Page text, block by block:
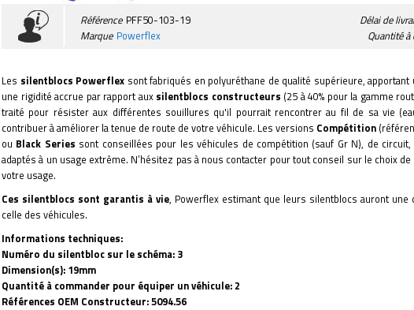
Référence PFF50-103-19
Marque Powerflex
Délai de
Quantité
Les silentblocs Powerflex sont fabriqués en polyuréthane de qualité supérieure,
une rigidité accrue par rapport aux silentblocs constructeurs (25 à 40% pour la gamme
traité pour résister aux différentes souillures qu'il pourrait rencontrer au fil de sa vie
contribuer à améliorer la tenue de route de votre véhicule. Les versions Compétition
ou Black Series sont conseillées pour les véhicules de compétition (sauf Gr N), de
adaptés à un usage extrême. N’hésitez pas à nous contacter pour tout conseil sur le choix
votre usage.
Ces silentblocs sont garantis à vie, Powerflex estimant que leurs silentblocs auront
celle des véhicules.
Informations techniques:
Numéro du silentbloc sur le schéma: 3
Dimension(s): 19mm
Quantité à commander pour équiper un véhicule: 2
Références OEM Constructeur: 5094.56